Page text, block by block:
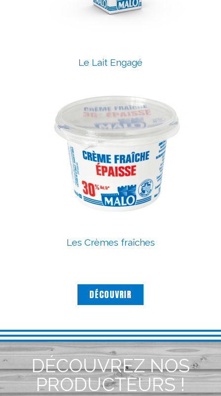
Le Lait Engagé
Les Crèmes fraîches
DÉCOUVRIR
DÉCOUVREZ NOS
PRODUCTEURS !